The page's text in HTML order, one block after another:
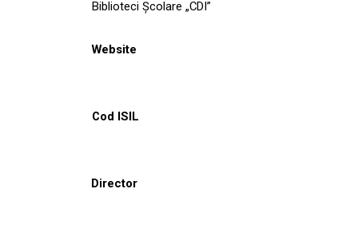
Biblioteci Școlare „CDI”
Website
Cod ISIL
Director